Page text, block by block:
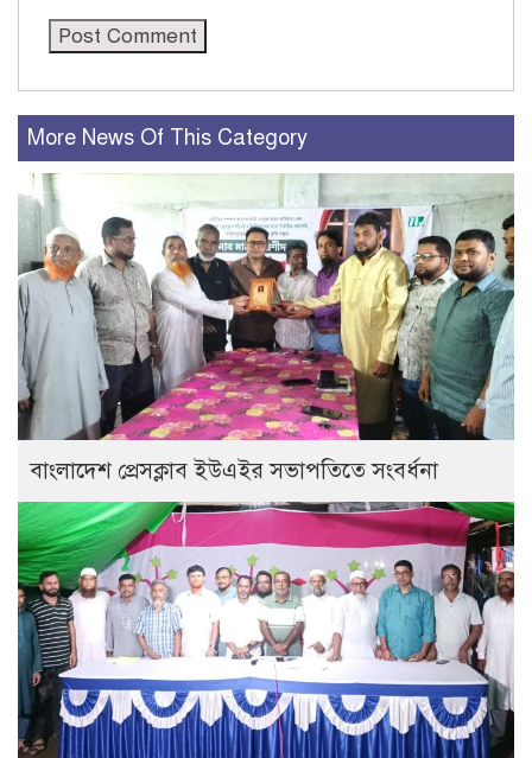
More News Of This Category
বাংলাদেশ প্রেসক্লাব ইউএইর সভাপতিতে সংবর্ধনা